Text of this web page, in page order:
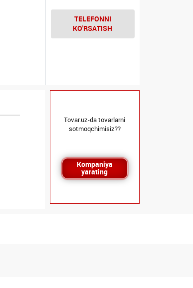
TELEFONNI
KO'RSATISH
Tovar.uz-da tovarlarni
sotmoqchimisiz??
Kompaniya
yarating